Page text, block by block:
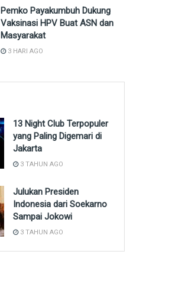
Pemko Payakumbuh Dukung
Vaksinasi HPV Buat ASN dan
Masyarakat
3 HARI AGO
13 Night Club Terpopuler
yang Paling Digemari di
Jakarta
3 TAHUN AGO
Julukan Presiden
Indonesia dari Soekarno
Sampai Jokowi
3 TAHUN AGO